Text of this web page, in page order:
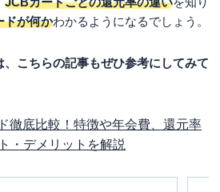
ドが何かわかるようになるでしょう。
こちらの記事もぜひ参考にしてみて
徹底比較！特徴や年会費、還元率
・デメリットを解説